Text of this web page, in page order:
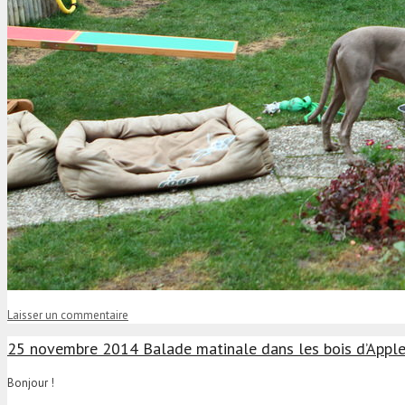
Laisser un commentaire
25 novembre 2014 Balade matinale dans les bois
Bonjour !